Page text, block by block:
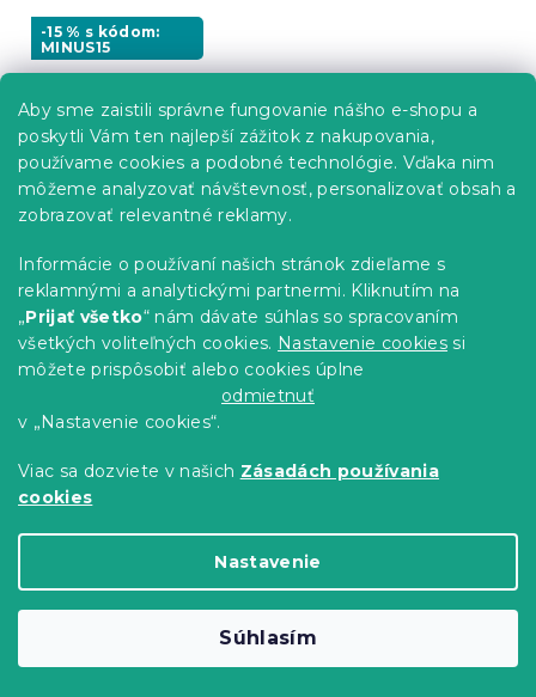
Aby sme zaistili správne fungovanie nášho e-shopu a
poskytli Vám ten najlepší zážitok z nakupovania,
používame cookies a podobné technológie. Vďaka nim
môžeme analyzovať návštevnosť, personalizovať obsah a
zobrazovať relevantné reklamy.
Informácie o používaní našich stránok zdieľame s
reklamnými a analytickými partnermi. Kliknutím na
„Prijať všetko“ nám dávate súhlas so spracovaním
všetkých voliteľných cookies. Nastavenie cookies si
môžete prispôsobiť alebo cookies úplne
odmietnuť
v „Nastavenie cookies“.
Viac sa dozviete v našich Zásadách používania
cookies
Nastavenie
Súhlasím
-15 % s kódom:
MINUS15
Obliečky z renforcé bavlny FLORWELLA
biele
od 16.80 € Detail
Top kvalita